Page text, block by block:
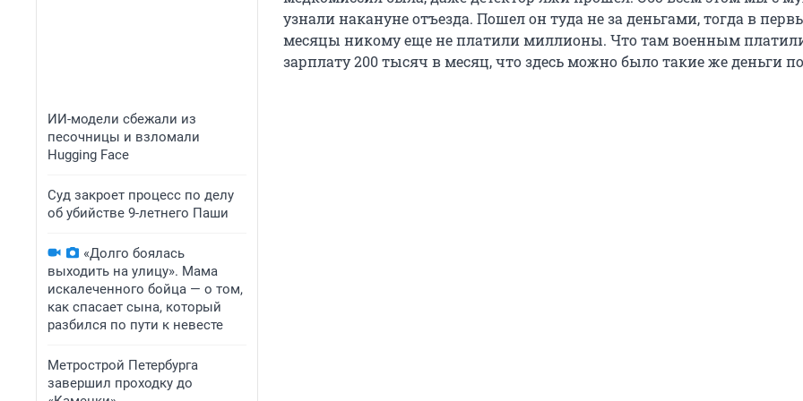
ИИ-модели сбежали из
песочницы и взломали
Hugging Face
Суд закроет процесс по делу
об убийстве 9-летнего Паши
«Долго боялась
выходить на улицу». Мама
искалеченного бойца — о том,
как спасает сына, который
разбился по пути к невесте
Метрострой Петербурга
завершил проходку до
узнали накануне отъезда. Пошел он туда не за деньгами, тогда в
месяцы никому еще не платили миллионы. Что там военным
зарплату 200 тысяч в месяц, что здесь можно было такие же деньги